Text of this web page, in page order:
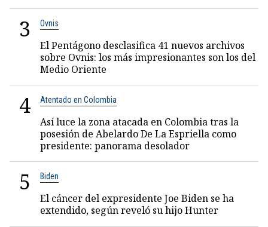
3 Ovnis
El Pentágono desclasifica 41 nuevos archivos
sobre Ovnis: los más impresionantes son los del
Medio Oriente
4 Atentado en Colombia
Así luce la zona atacada en Colombia tras la
posesión de Abelardo De La Espriella como
presidente: panorama desolador
5 Biden
El cáncer del expresidente Joe Biden se ha
extendido, según reveló su hijo Hunter